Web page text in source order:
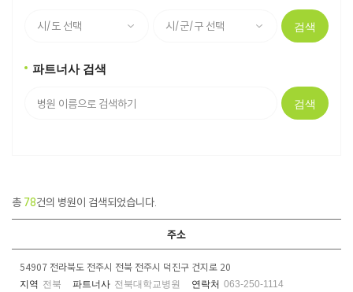
검색
파트너사 검색
검색
총 78건의 병원이 검색되었습니다.
주소
54907 전라북도 전주시 전북 전주시 덕진구 건지로 20
지역 전북 파트너사 전북대학교병원 연락처 063-250-1114